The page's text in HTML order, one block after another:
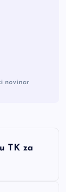
novinar
TK za